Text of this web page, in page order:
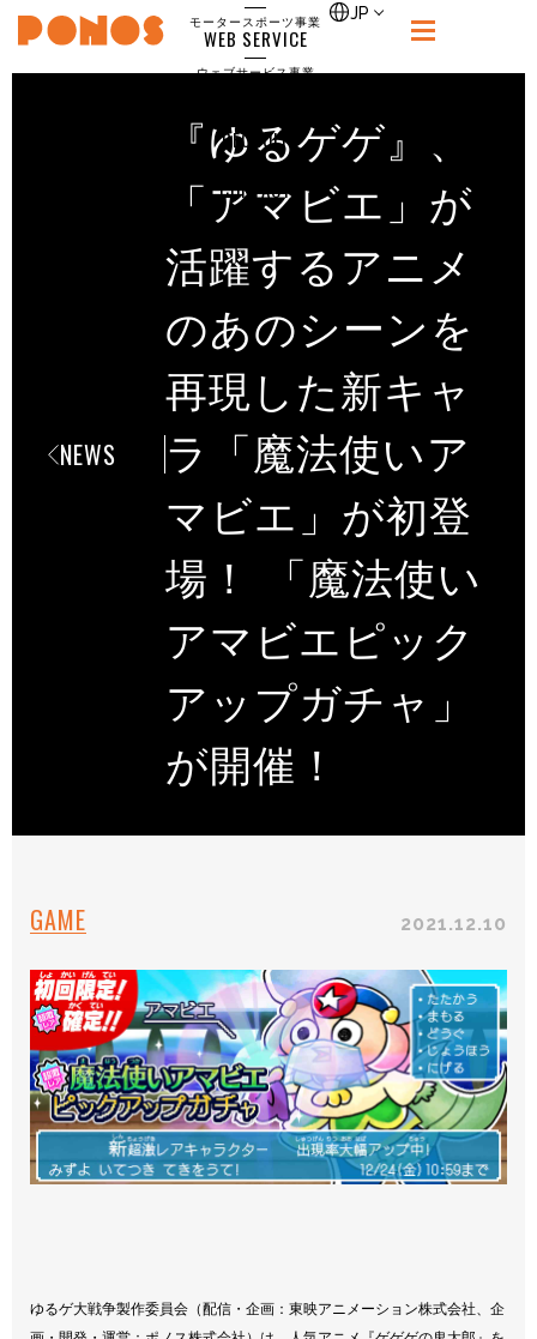
PONOS
モータースポーツ事業
WEB SERVICE
ウェブサービス事業
RECRUIT
CONTACT
お問合せ
JP
NEWS
『ゆるゲゲ』、
「アマビエ」が
活躍するアニメ
のあのシーンを
再現した新キャ
ラ「魔法使いア
マビエ」が初登
場！ 「魔法使い
アマビエピック
アップガチャ」
が開催！
GAME 2021.12.10
ゆるゲ大戦争製作委員会（配信・企画：東映アニメーション株式会社、企